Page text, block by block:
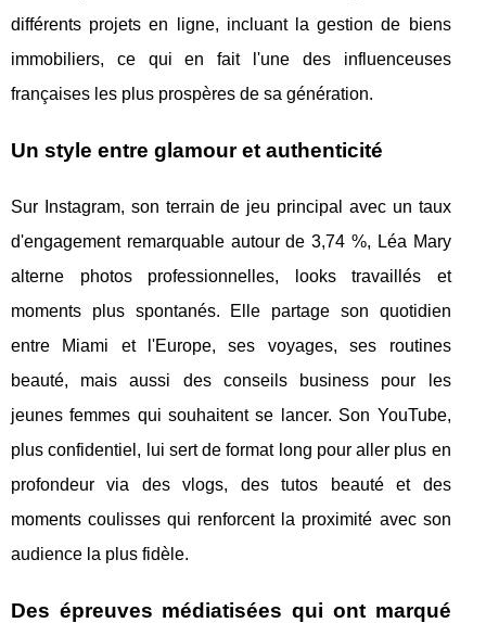
différents projets en ligne, incluant la gestion de biens
immobiliers, ce qui en fait l'une des influenceuses
françaises les plus prospères de sa génération.
Un style entre glamour et authenticité
Sur Instagram, son terrain de jeu principal avec un taux
d'engagement remarquable autour de 3,74 %, Léa Mary
alterne photos professionnelles, looks travaillés et
moments plus spontanés. Elle partage son quotidien
entre Miami et l'Europe, ses voyages, ses routines
beauté, mais aussi des conseils business pour les
jeunes femmes qui souhaitent se lancer. Son YouTube,
plus confidentiel, lui sert de format long pour aller plus en
profondeur via des vlogs, des tutos beauté et des
moments coulisses qui renforcent la proximité avec son
audience la plus fidèle.
Des épreuves médiatisées qui ont marqué